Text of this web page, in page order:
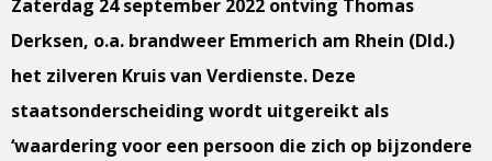
Zaterdag 24 september 2022 ontving Thomas
Derksen, o.a. brandweer Emmerich am Rhein (Dld.)
het zilveren Kruis van Verdienste. Deze
staatsonderscheiding wordt uitgereikt als
‘waardering voor een persoon die zich op bijzondere